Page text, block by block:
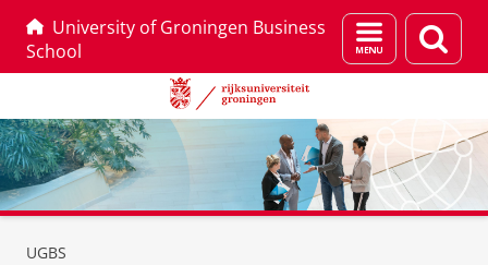
University of Groningen Business
School
Menu
en
UGBS